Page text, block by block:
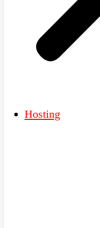
Hosting